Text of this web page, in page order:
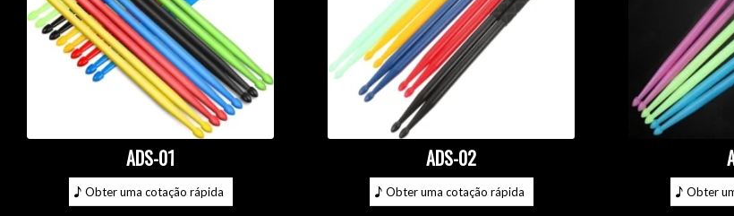
ADS-01
Obter uma cotação rápida
ADS-02
Obter uma cotação rápida Obter